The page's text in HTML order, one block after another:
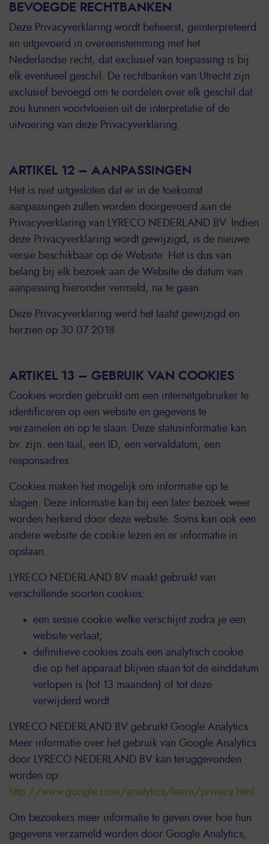
BEVOEGDE RECHTBANKEN
Deze Privacyverklaring wordt beheerst, geïnterpreteerd
en uitgevoerd in overeenstemming met het
Nederlandse recht, dat exclusief van toepassing is bij
elk eventueel geschil. De rechtbanken van Utrecht zijn
exclusief bevoegd om te oordelen over elk geschil dat
zou kunnen voortvloeien uit de interpretatie of de
uitvoering van deze Privacyverklaring.
ARTIKEL 12 – AANPASSINGEN
Het is niet uitgesloten dat er in de toekomst
aanpassingen zullen worden doorgevoerd aan de
Privacyverklaring van LYRECO NEDERLAND BV. Indien
deze Privacyverklaring wordt gewijzigd, is de nieuwe
versie beschikbaar op de Website. Het is dus van
belang bij elk bezoek aan de Website de datum van
aanpassing hieronder vermeld, na te gaan.
Deze Privacyverklaring werd het laatst gewijzigd en
herzien op 30.07.2018
ARTIKEL 13 – GEBRUIK VAN COOKIES
Cookies worden gebruikt om een internetgebruiker te
identificeren op een website en gegevens te
verzamelen en op te slaan. Deze statusinformatie kan
bv. zijn: een taal, een ID, een vervaldatum, een
responsadres.
Cookies maken het mogelijk om informatie op te
slagen. Deze informatie kan bij een later bezoek weer
worden herkend door deze website. Soms kan ook een
andere website de cookie lezen en er informatie in
opslaan.
LYRECO NEDERLAND BV maakt gebruikt van
verschillende soorten cookies:
een sessie cookie welke verschijnt zodra je een
website verlaat;
definitieve cookies zoals een analytisch cookie
die op het apparaat blijven staan tot de einddatum
verlopen is (tot 13 maanden) of tot deze
verwijderd wordt
LYRECO NEDERLAND BV gebruikt Google Analytics.
Meer informatie over het gebruik van Google Analytics
door LYRECO NEDERLAND BV kan teruggevonden
worden op:
http://www.google.com/analytics/learn/privacy.html
Om bezoekers meer informatie te geven over hoe hun
gegevens verzameld worden door Google Analytics,